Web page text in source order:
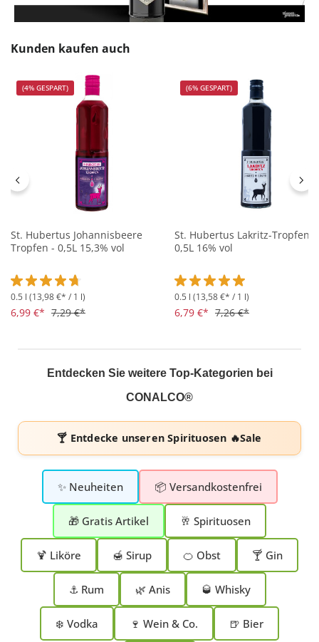
Produktgalerie überspringen
Kunden kaufen auch
(4% GESPART)
St. Hubertus Johannisbeere
Tropfen - 0,5L 15,3% vol
Durchschnittliche Bewertung von 4.7 von 5 Sternen
0.5 l (13,98 €* / 1 l)
6,99 €* 7,29 €*
(6% GESPART)
St. Hubertus Lakritz-Tropfen -
0,5L 16% vol
Durchschnittliche
0.5 l (13,58 €* / 1 l)
6,79 €* 7,26 €*
Entdecken Sie weitere Top-Kategorien bei
CONALCO®
🍸 Entdecke unserenSpirituosen 🔥Sale
✨ Neuheiten 📦 Versandkostenfrei
🎁 Gratis Artikel 🥂 Spirituosen
🍹 Liköre 🍯 Sirup 🍊 Obst 🍸 Gin
⚓ Rum 🌿 Anis 🥃 Whisky
❄️ Vodka 🍷 Wein & Co. 🍺 Bier